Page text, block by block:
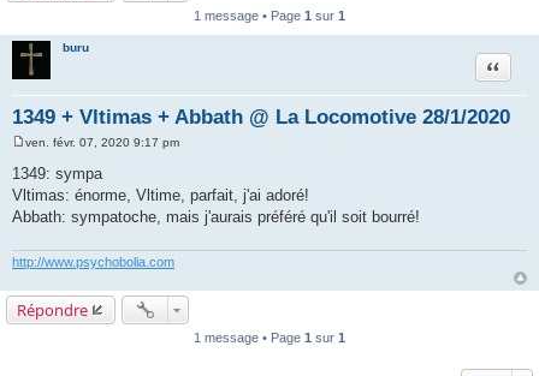
1 message • Page 1 sur 1
buru
1349 + Vltimas + Abbath @ La Locomotive 28/1/2020
Citer
e
s
s
a
g
ven. févr. 07, 2020 9:17 pm
1349: sympa
Vltimas: énorme, Vltime, parfait, j'ai adoré!
Abbath: sympatoche, mais j'aurais préféré qu'il soit bourré!
http://www.psychobolia.com
Répondre
1 message • Page 1 sur 1